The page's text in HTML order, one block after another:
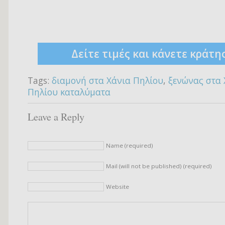
Δείτε τιμές και κάνετε
Tags: διαμονή στα Χάνια Πηλίου, ξενώνας στα
Πηλίου καταλύματα
Leave a Reply
Name (required)
Mail (will not be published) (required)
Website